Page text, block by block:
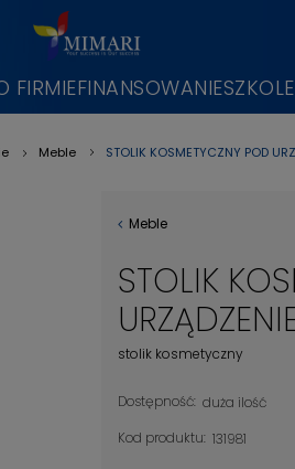
FIRMIEFINANSOWANIE
Meble STOLIK KOSMETYCZNY POD
Meble
STOLIK
stolik kosmetyczny
Dostępność: duża ilość
Kod produktu: 131981